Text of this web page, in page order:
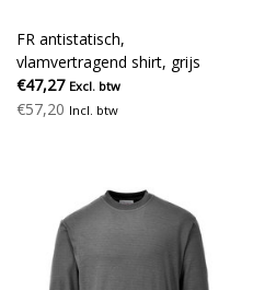
FR antistatisch,
vlamvertragend shirt, grijs
€47,27 Excl. btw
€57,20 Incl. btw